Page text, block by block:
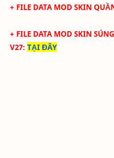
+ FILE DATA MOD SKIN
+ FILE DATA MOD SKIN
V27: TẠI ĐÂY